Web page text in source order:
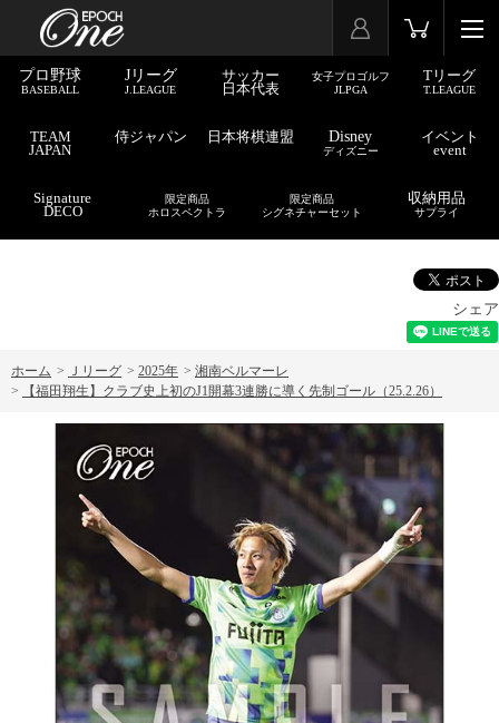
プロ野球
BASEBALL
Jリーグ
J.LEAGUE
サッカー
日本代表
女子プロゴルフ
JLPGA
Tリーグ
T.LEAGUE
TEAM
JAPAN
侍ジャパン 日本将棋連盟 Disney
ディズニー
イベント
event
Signature
DECO
限定商品
ホロスペクトラ
限定商品
シグネチャーセット
収納用品
サプライ
シェア
ホーム > Ｊリーグ > 2025年 > 湘南ベルマーレ
>
【福田翔生】クラブ史上初のJ1開幕3連勝に導く先制ゴール（25.2.26）